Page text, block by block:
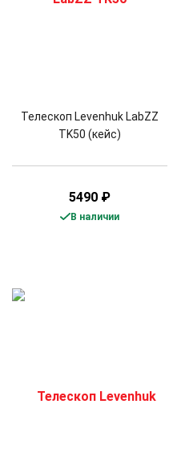
Телескоп Levenhuk LabZZ
TK50 (кейс)
5490 ₽
В наличии